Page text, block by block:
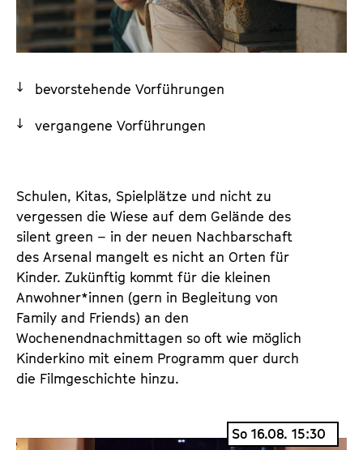
t
e
V
bevorstehende Vorführungen
vergangene Vorführungen
Schulen, Kitas, Spielplätze und nicht zu
vergessen die Wiese auf dem Gelände des
silent green – in der neuen Nachbarschaft
des Arsenal mangelt es nicht an Orten für
Kinder. Zukünftig kommt für die kleinen
Anwohner*innen (gern in Begleitung von
Family and Friends) an den
Wochenendnachmittagen so oft wie möglich
Kinderkino mit einem Programm quer durch
die Filmgeschichte hinzu.
So 16.08. 15:30